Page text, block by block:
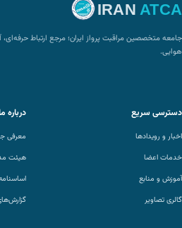
IRAN ATCA
جامعه متخصصین مراقبت پرواز ایران؛ مرجع ارتباط حرفه‌ای،
هوایی.
دسترسی سریع
اخبار و رویدادها
خدمات اعضا
آموزش و منابع
گالری تصاویر
درباره
معرفی
هیئت